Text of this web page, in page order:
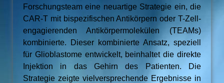
Forschungsteam eine neuartige Strategie ein, die
CAR-T mit bispezifischen Antikörpern oder T-Zell-
engagierenden Antikörpermolekülen (TEAMs)
kombinierte. Dieser kombinierte Ansatz, speziell
für Glioblastome entwickelt, beinhaltet die direkte
Injektion in das Gehirn des Patienten. Die
Strategie zeigte vielversprechende Ergebnisse in